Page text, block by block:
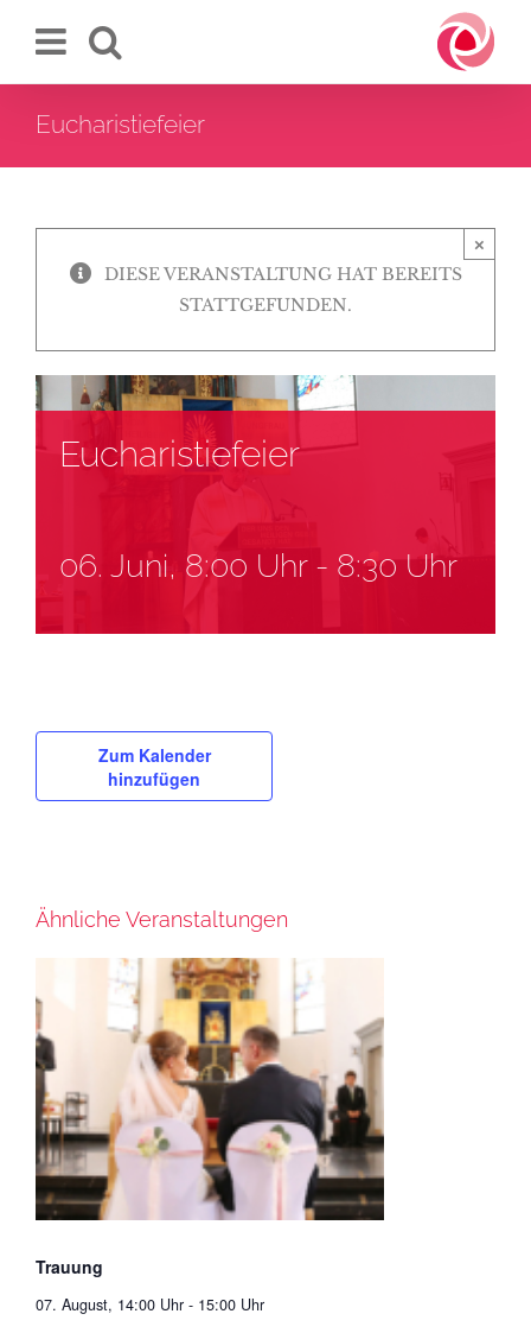
Inhalt
Eucharistiefeier
×
DIESE VERANSTALTUNG HAT BEREITS
STATTGEFUNDEN.
Eucharistiefeier
06. Juni, 8:00 Uhr- 8:30 Uhr
Zum Kalender
hinzufügen
Ähnliche Veranstaltungen
Trauung
07. August, 14:00 Uhr - 15:00 Uhr